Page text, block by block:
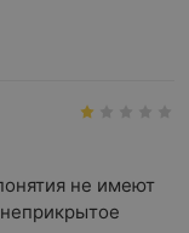
не имеют